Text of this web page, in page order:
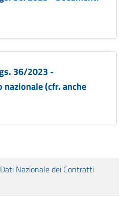
36/2023 -
(cfr. anche
Nazionale dei Contratti